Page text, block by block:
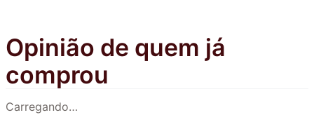
Carregando…